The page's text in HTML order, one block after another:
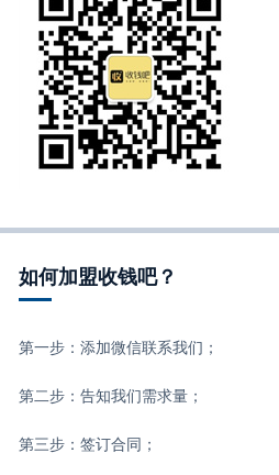
如何加盟收钱吧？
第一步：添加微信联系我们；
第二步：告知我们需求量；
第三步：签订合同；